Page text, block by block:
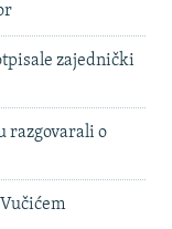
zajednički
razgovarali o